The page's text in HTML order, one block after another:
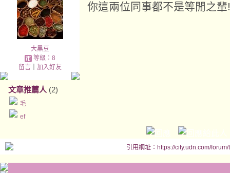
大黑豆
等級：8
留言｜ 加入好友
文章推薦人 (2)
毛
ef
你這兩位同事都不是等閒之輩!
引用網址：https://city.udn.com/